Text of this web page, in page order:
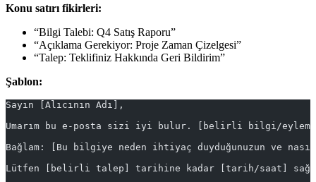
Konu satırı fikirleri:
“Bilgi Talebi: Q4 Satış Raporu”
“Açıklama Gerekiyor: Proje Zaman Çizelgesi”
“Talep: Teklifiniz Hakkında Geri Bildirim”
Şablon:
Sayın [Alıcının Adı],
Umarım bu e-posta sizi iyi bulur. [belirli bilgi/eylem]
Bağlam: [Bu bilgiye neden ihtiyaç duyduğunuzun ve
Lütfen [belirli talep] tarihine kadar [tarih/saat]